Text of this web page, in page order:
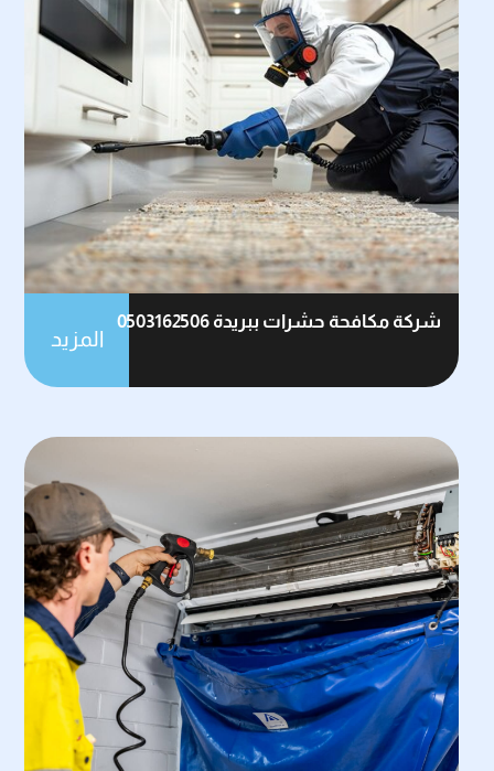
شركة مكافحة حشرات ببريدة 0503162506
المزيد